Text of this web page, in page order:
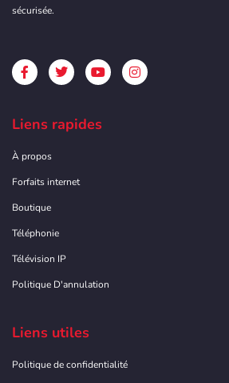
sécurisée.
Liens rapides
À propos
Forfaits internet
Boutique
Téléphonie
Télévision IP
Politique D'annulation
Liens utiles
Politique de confidentialité